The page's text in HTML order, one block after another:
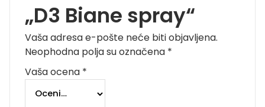
„D3 Biane spray“
Vaša adresa e-pošte neće biti objavljena.
Neophodna polja su označena *
Vaša ocena *